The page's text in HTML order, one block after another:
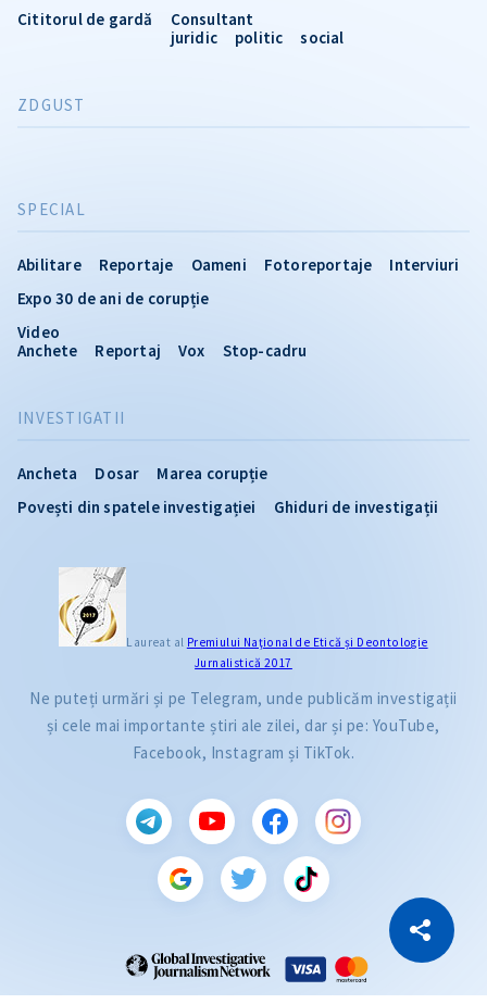
Copiază Link
INVESTIGATII
Ancheta Dosar
Marea corupție
Povești din spatele investigației
Ghiduri de investigații
SPECIAL
Abilitare Reportaje Oameni Fotoreportaje
Interviuri
Expo 30 de ani de corupție
Video
Anchete
Reportaj Vox Stop-cadru
Cititorul de gardă
Consultant
juridic
politic social
ZDGUST
Laureat al Premiului Naţional de Etică și Deontologie
Jurnalistică 2017
Ne puteți urmări și pe Telegram, unde publicăm investigații
și cele mai importante știri ale zilei, dar și pe: YouTube,
Facebook, Instagram și TikTok.